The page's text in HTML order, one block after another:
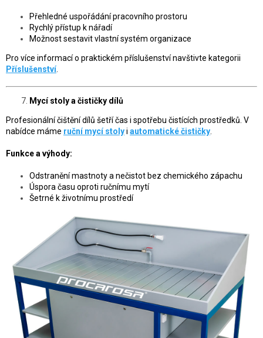
Přehledné uspořádání pracovního prostoru
Rychlý přístup k nářadí
Možnost sestavit vlastní systém organizace
Pro více informací o praktickém příslušenství navštivte kategorii
Příslušenství.
Mycí stoly a čističky dílů
Profesionální čištění dílů šetří čas i spotřebu čistících prostředků. V
nabídce máme ruční mycí stolyi automatické čističky
Funkce a výhody:
Odstranění mastnoty a nečistot bez chemického zápachu
Úspora času oproti ručnímu mytí
Šetrné k životnímu prostředí